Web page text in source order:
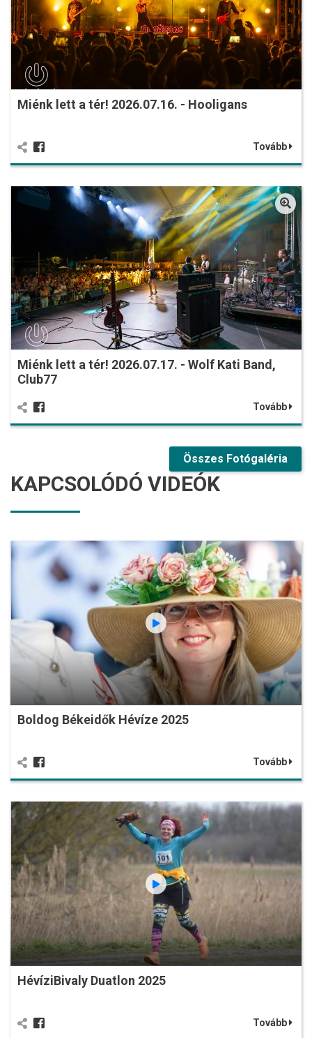
Miénk lett a tér! 2026.07.16. - Hooligans
Tovább
Miénk lett a tér! 2026.07.17. - Wolf Kati Band,
Club77
Tovább
Összes Fotógaléria
KAPCSOLÓDÓ VIDEÓK
Boldog Békeidők Hévíze 2025
Tovább
HévíziBivaly Duatlon 2025
Tovább